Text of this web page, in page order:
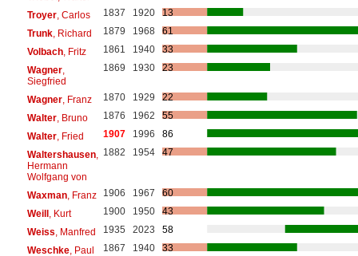
Troyer, Carlos 1837 1920
13
Trunk, Richard 1879 1968
61
Volbach, Fritz 1861 1940
33
Wagner,
Siegfried
1869 1930 23
Wagner, Franz 1870 1929
22
Walter, Bruno 1876 1962
55
Walter, Fried 1907 1996
86
Waltershausen,
Hermann
Wolfgang von
1882 1954 47
Waxman, Franz 1906 1967
60
Weill, Kurt 1900 1950
43
Weiss , Manfred 1935 2023
58
Weschke, Paul 1867 1940
33